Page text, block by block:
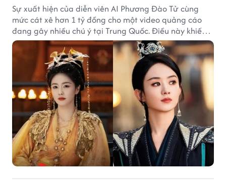
Sự xuất hiện của diễn viên AI Phương Đào Tử cùng
mức cát xê hơn 1 tỷ đồng cho một video quảng cáo
đang gây nhiều chú ý tại Trung Quốc. Điều này khiến
không ít người đặt câu hỏi liệu những ngôi sao hàng
đầu như Bạch Lộc, Triệu Lệ Dĩnh có thể bị thay thế
trong tương lai.